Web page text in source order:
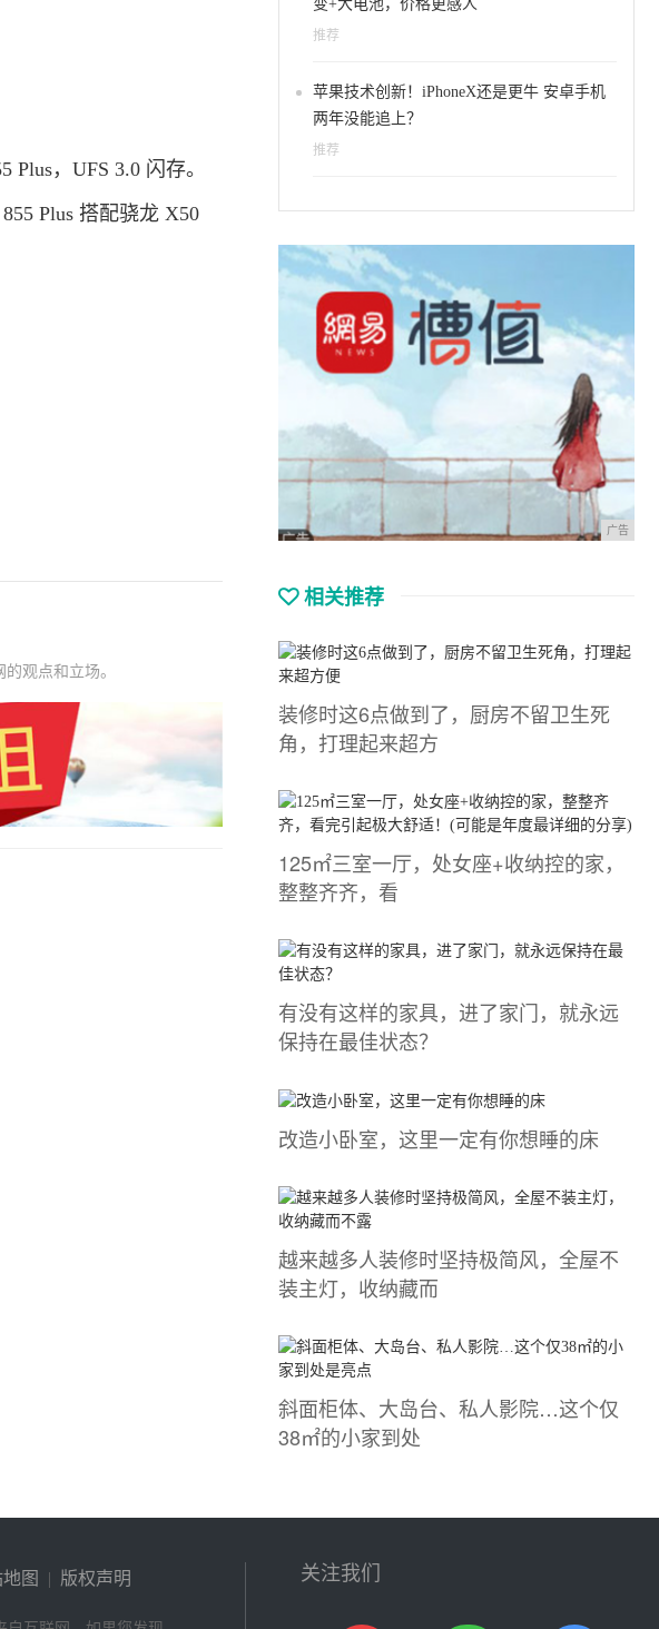
，UFS 3.0 闪存。
Plus 搭配骁龙 X50
观点和立场。
变+大电池，价格更感人
推荐
苹果技术创新！iPhoneX还是更牛 安卓手机
两年没能追上？
推荐
广告
相关推荐
装修时这6点做到了，厨房不留卫生死
角，打理起来超方
125㎡三室一厅，处女座+收纳控的家，
整整齐齐，看
有没有这样的家具，进了家门，就永远
保持在最佳状态？
改造小卧室，这里一定有你想睡的床
越来越多人装修时坚持极简风，全屋不
装主灯，收纳藏而
斜面柜体、大岛台、私人影院…这个仅
38㎡的小家到处
图 | 版权声明 关注我们